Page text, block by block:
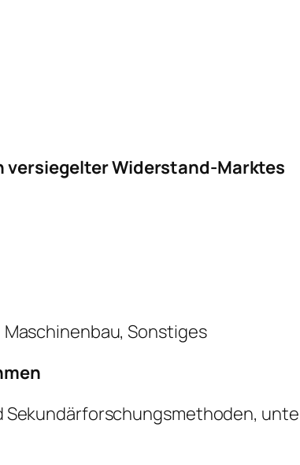
versiegelter Widerstand-Marktes
Sonstiges
Sekundärforschungsmethoden,